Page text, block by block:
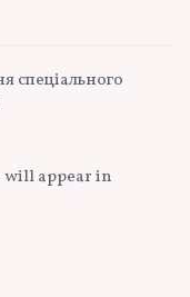
спеціального
will appear in